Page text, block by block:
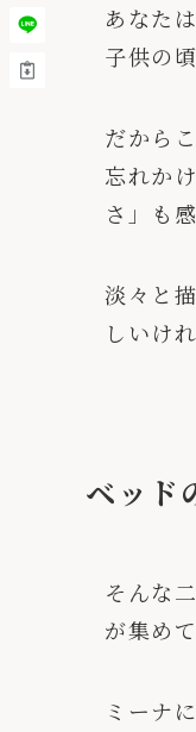
あなた
子供の
だから
忘れか
さ」も
淡々と
しいけ
ベッド
そんな
が集め
ミーナ